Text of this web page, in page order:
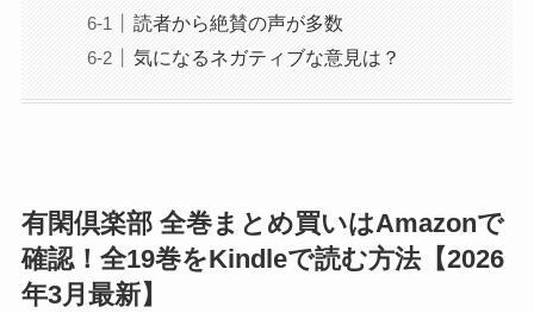
読者から絶賛の声が多数
気になるネガティブな意見は？
有閑倶楽部 全巻まとめ買いはAmazonで
確認！全19巻をKindleで読む方法【2026
年3月最新】